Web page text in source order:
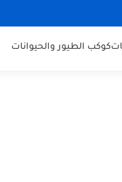
كوكب الطيور والحيوانات